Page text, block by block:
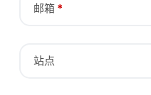
邮箱*
站点